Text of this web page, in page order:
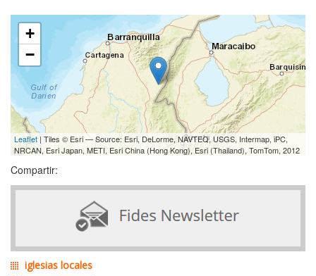
+
−
Leaflet | Tiles © Esri — Source: Esri, DeLorme, NAVTEQ, USGS, Intermap, iPC,
NRCAN, Esri Japan, METI, Esri China (Hong Kong), Esri (Thailand), TomTom, 2012
Compartir:
iglesias locales